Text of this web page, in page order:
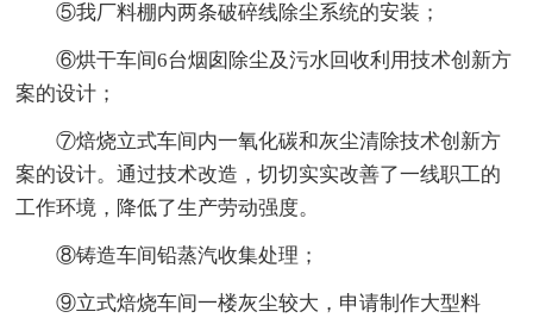
⑤我厂料棚内两条破碎线除尘系统的安装；
⑥烘干车间6台烟囱除尘及污水回收利用技术创新方
案的设计；
⑦焙烧立式车间内一氧化碳和灰尘清除技术创新方
案的设计。通过技术改造，切切实实改善了一线职工的
工作环境，降低了生产劳动强度。
⑧铸造车间铅蒸汽收集处理；
⑨立式焙烧车间一楼灰尘较大，申请制作大型料